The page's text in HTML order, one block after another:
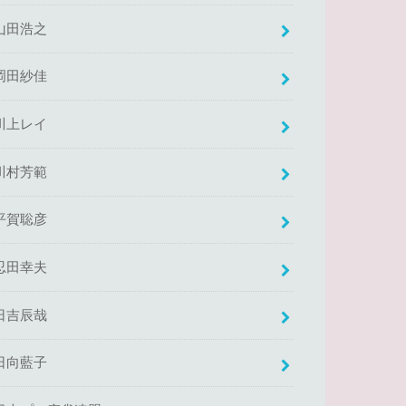
田浩之
田紗佳
上レイ
村芳範
賀聡彦
田幸夫
吉辰哉
向藍子